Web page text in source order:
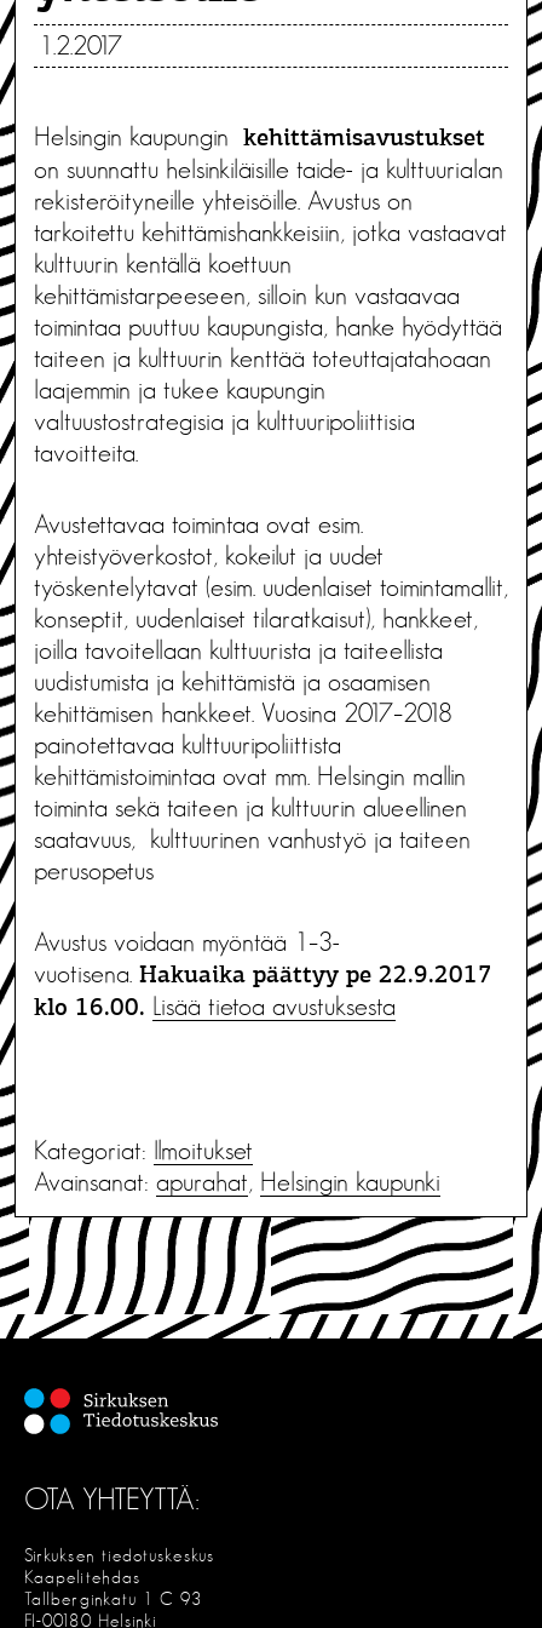
1.2.2017
Helsingin kaupungin kehittämisavustukset
on suunnattu helsinkiläisille taide- ja kulttuurialan
rekisteröityneille yhteisöille. Avustus on
tarkoitettu kehittämishankkeisiin, jotka vastaavat
kulttuurin kentällä koettuun
kehittämistarpeeseen, silloin kun vastaavaa
toimintaa puuttuu kaupungista, hanke hyödyttää
taiteen ja kulttuurin kenttää toteuttajatahoaan
laajemmin ja tukee kaupungin
valtuustostrategisia ja kulttuuripoliittisia
tavoitteita.
Avustettavaa toimintaa ovat esim.
yhteistyöverkostot, kokeilut ja uudet
työskentelytavat (esim. uudenlaiset toimintamallit,
konseptit, uudenlaiset tilaratkaisut), hankkeet,
joilla tavoitellaan kulttuurista ja taiteellista
uudistumista ja kehittämistä ja osaamisen
kehittämisen hankkeet. Vuosina 2017–2018
painotettavaa kulttuuripoliittista
kehittämistoimintaa ovat mm. Helsingin mallin
toiminta sekä taiteen ja kulttuurin alueellinen
saatavuus, kulttuurinen vanhustyö ja taiteen
perusopetus
Avustus voidaan myöntää 1–3-
vuotisena. Hakuaika päättyy pe 22.9.2017
klo 16.00. Lisää tietoa avustuksesta
Kategoriat: Ilmoitukset
Avainsanat: apurahat, Helsingin kaupunki
OTA YHTEYTTÄ:
Sirkuksen tiedotuskeskus
Kaapelitehdas
Tallberginkatu 1 C 93
FI-00180 Helsinki